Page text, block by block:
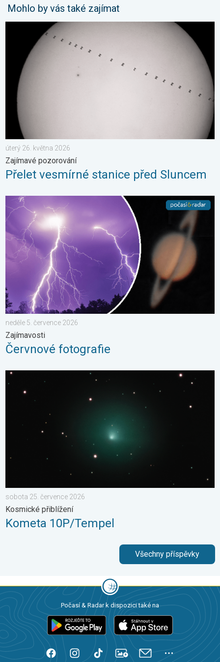
Mohlo by vás také zajímat
Přelet vesmírné stanice před Sluncem. Zajímavé pozorování.
úterý 26. května 2026
Zajímavé pozorování
Přelet vesmírné stanice před Sluncem
Červnové fotografie. Zajímavosti. . . neděle 5. července 2026
neděle 5. července 2026
Zajímavosti
Červnové fotografie
Kometa 10P/Tempel. Kosmické přiblížení. . . sobota 25.
sobota 25. července 2026
Kosmické přiblížení
Kometa 10P/Tempel
Všechny příspěvky
Počasí & Radar k dispozici také na